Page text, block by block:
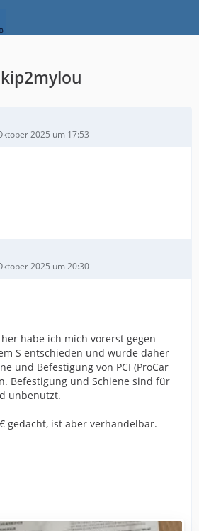
2025 um 17:53
2025 um 20:30
habe ich mich vorerst gegen
S entschieden und würde daher
und Befestigung von PCI (ProCar
Befestigung und Schiene sind für
unbenutzt.
gedacht, ist aber verhandelbar.